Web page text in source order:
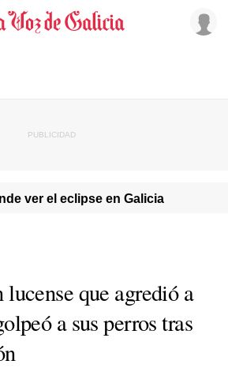
ver el eclipse en Galicia
lucense que agredió a
a sus perros tras